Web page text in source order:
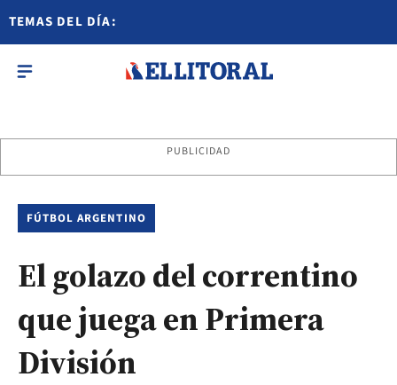
TEMAS DEL DÍA:
PUBLICIDAD
FÚTBOL ARGENTINO
El golazo del correntino
que juega en Primera
División